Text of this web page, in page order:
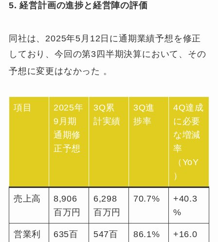
5. 経営計画の進捗と経営陣の評価
同社は、2025年5月12日に通期業績予想を修正
しており、今回の第3四半期決算において、その
予想に変更はなかった 。
項目
2025年
9月期
通期修
正予想
3Q累
計実績
3Q進
捗率
4Q達成
に必要
な増減
率
（YoY
）
売上高
8,906
百万円
6,298
百万円
70.7%
+40.3
%
営業利
635百
547百
86.1%
+16.0